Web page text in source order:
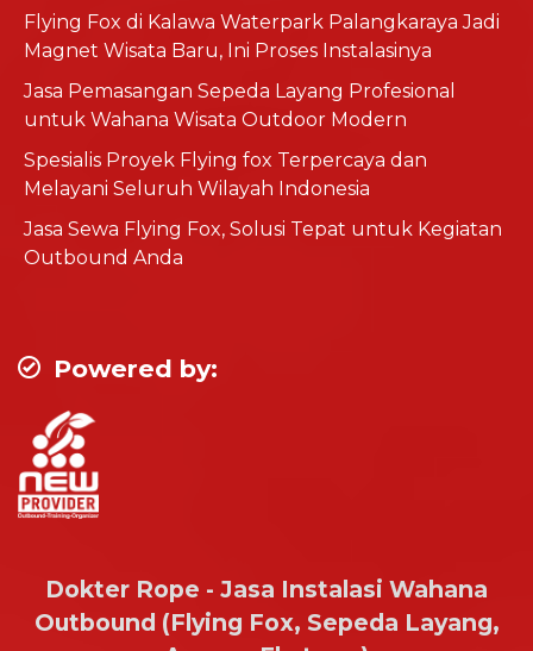
Flying Fox di Kalawa Waterpark Palangkaraya Jadi
Magnet Wisata Baru, Ini Proses Instalasinya
Jasa Pemasangan Sepeda Layang Profesional
untuk Wahana Wisata Outdoor Modern
Spesialis Proyek Flying fox Terpercaya dan
Melayani Seluruh Wilayah Indonesia
Jasa Sewa Flying Fox, Solusi Tepat untuk Kegiatan
Outbound Anda
Powered by:
Dokter Rope - Jasa Instalasi Wahana
Outbound (Flying Fox, Sepeda Layang,